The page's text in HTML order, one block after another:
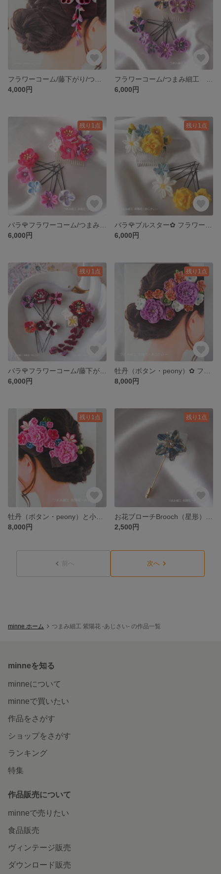
4,000円
6,000円
残り1点
6,000円
残り1点
6,000円
残り1点
6,000円
残り1点
8,000円
残り1点
8,000円
残り1点
2,500円
前へ 次へ
minne ホーム つまみ細工 紫陽花 -あじさい- の作品一覧
minneを知る
minneについて
minneで買いたい
作品をさがす
ショップをさがす
ランキング
特集
作品販売について
minneで売りたい
食品販売
ヴィンテージ販売
ダウンロード販売